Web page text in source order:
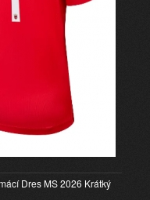
Dres MS 2026 Krátký